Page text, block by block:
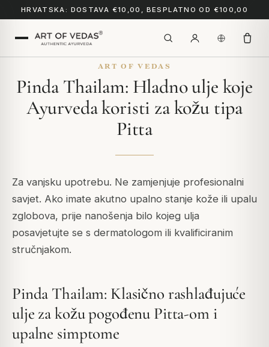
HRVATSKA: DOSTAVA €10,00, BESPLATNO OD €100,00
ART OF VEDAS
Pinda Thailam: Hladno ulje koje
Ayurveda koristi za kožu tipa
Pitta
Za vanjsku upotrebu. Ne zamjenjuje profesionalni
savjet. Ako imate akutno upalno stanje kože ili upalu
zglobova, prije nanošenja bilo kojeg ulja
posavjetujte se s dermatologom ili kvalificiranim
stručnjakom.
Pinda Thailam: Klasično rashlađujuće
ulje za kožu pogođenu Pitta-om i
upalne simptome